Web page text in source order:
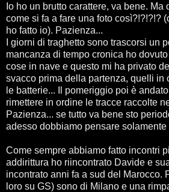
Io ho un brutto carattere, va bene.
come si fa a fare una foto così?!?!?!?
ho fatto io). Pazienza...
I giorni di traghetto sono trascorsi un
mancanza di tempo cronica ho
cose in nave e questo mi ha privato
svacco prima della partenza, quelli in
le batterie... Il pomeriggio poi è
rimettere in ordine le tracce raccolte
Pazienza... se tutto va bene sto
adesso dobbiamo pensare
Come sempre abbiamo fatto incontri
addirittura ho riincontrato Davide e
incontrato anni fa a sud del Marocco.
loro su GS) sono di Milano e una